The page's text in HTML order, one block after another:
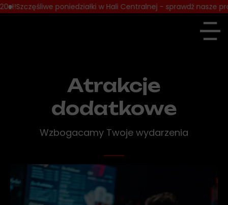
poniedziałki w Hali Centralnej - sprawdź nasze
Atrakcje
dodatkowe
Wzbogacamy Twoje wydarzenia